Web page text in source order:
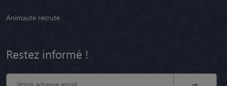
Animaute recrute
Restez informé !